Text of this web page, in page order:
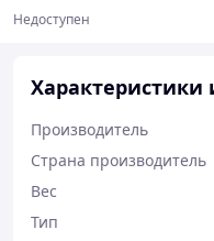
Недоступен
Характеристики
Производитель
Страна производитель
Вес
Тип